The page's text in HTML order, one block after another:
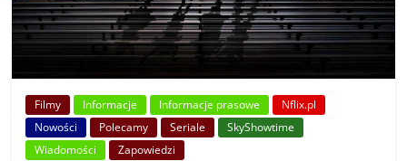
Filmy Informacje Informacje prasowe
Nflix.pl
Nowości
Polecamy Seriale
SkyShowtime
Wiadomości
Zapowiedzi